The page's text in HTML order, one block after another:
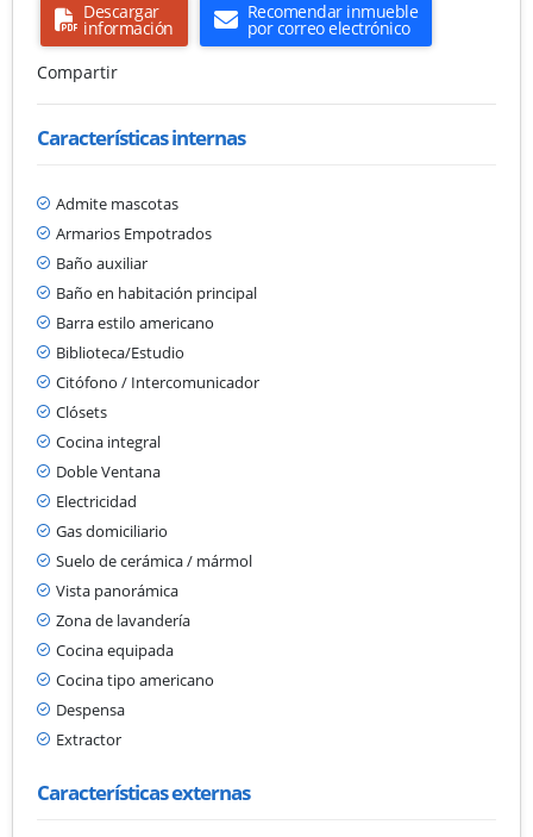
Descargar
información
Recomendar inmueble
por correo electrónico
Compartir
Características internas
Admite mascotas
Armarios Empotrados
Baño auxiliar
Baño en habitación principal
Barra estilo americano
Biblioteca/Estudio
Citófono / Intercomunicador
Clósets
Cocina integral
Doble Ventana
Electricidad
Gas domiciliario
Suelo de cerámica / mármol
Vista panorámica
Zona de lavandería
Cocina equipada
Cocina tipo americano
Despensa
Extractor
Características externas